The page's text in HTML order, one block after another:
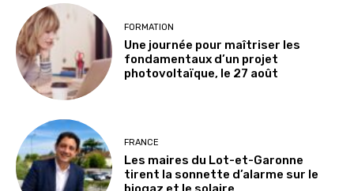
FORMATION
Une journée pour maîtriser les
fondamentaux d’un projet
photovoltaïque, le 27 août
FRANCE
Les maires du Lot-et-Garonne
tirent la sonnette d’alarme sur le